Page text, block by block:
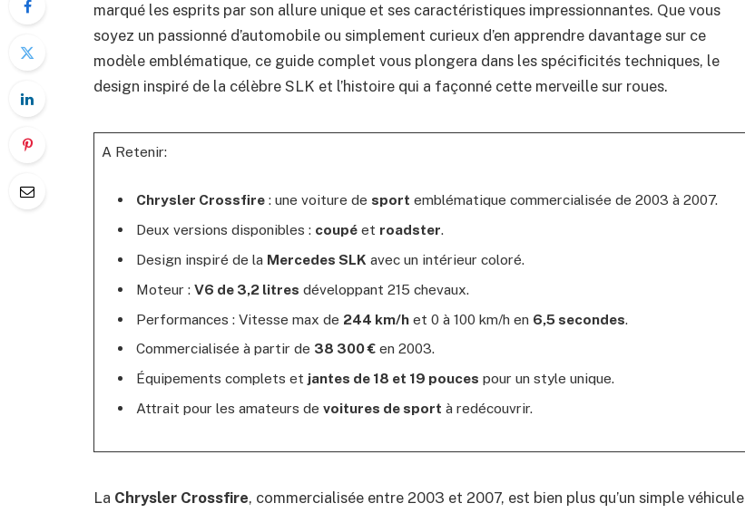
marqué les esprits par son allure unique et ses caractéristiques impressionnantes. Que vous
soyez un passionné d’automobile ou simplement curieux d’en apprendre davantage sur ce
modèle emblématique, ce guide complet vous plongera dans les spécificités techniques, le
design inspiré de la célèbre SLK et l’histoire qui a façonné cette merveille sur roues.
A Retenir:
Chrysler Crossfire: une voiture de sport emblématique commercialisée de 2003 à 2007.
Deux versions disponibles : coupéet roadster.
Design inspiré de la Mercedes SLK avec un intérieur coloré.
Moteur : V6 de 3,2 litres développant 215 chevaux.
Performances : Vitesse max de 244 km/het 0 à 100 km/h en 6,5 secondes.
Commercialisée à partir de 38 300 €en 2003.
Équipements complets et jantes de 18 et 19 pouces pour un style unique.
Attrait pour les amateurs de voitures de sport à redécouvrir.
La Chrysler Crossfire, commercialisée entre 2003 et 2007, est bien plus qu’un simple véhicule